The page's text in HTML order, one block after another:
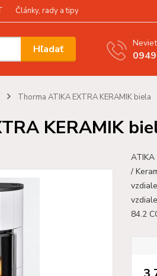
Články, rady a tipy
Hľadať
Thorma ATIKA EXTRA KERAMIK biela
KERAMIK
/
84.2